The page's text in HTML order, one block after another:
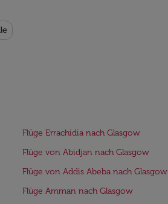
Flüge Errachidia nach Glasgow
Flüge von Abidjan nach Glasgow
Flüge von Addis Abeba nach Glasgow
Flüge Amman nach Glasgow